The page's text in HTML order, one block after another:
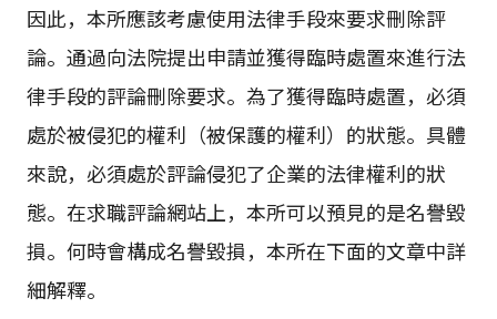
因此，本所應該考慮使用法律手段來要求刪除評
論。通過向法院提出申請並獲得臨時處置來進行法
律手段的評論刪除要求。為了獲得臨時處置，必須
處於被侵犯的權利（被保護的權利）的狀態。具體
來說，必須處於評論侵犯了企業的法律權利的狀
態。在求職評論網站上，本所可以預見的是名譽毀
損。何時會構成名譽毀損，本所在下面的文章中詳
細解釋。